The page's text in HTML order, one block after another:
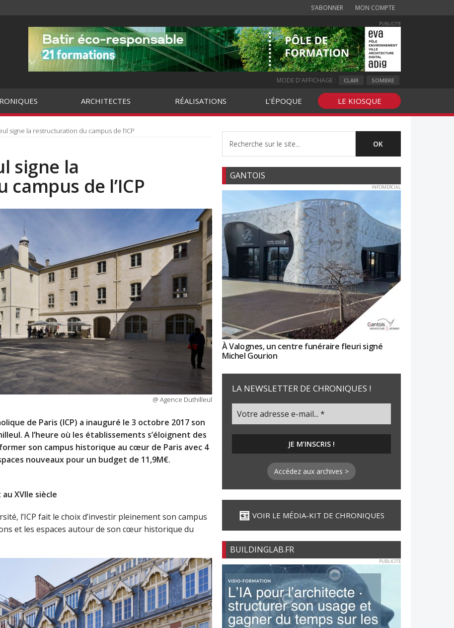
S’ABONNER MON COMPTE
PUBLICITE
MODE D'AFFICHAGE : CLAIR SOMBRE
ARCHITECTES RÉALISATIONS L’ÉPOQUE LE KIOSQUE
signe la restructuration du campus de l’ICP
signe la
de l’ICP
@ Agence Duthilleul
de Paris (ICP) a inauguré le 3 octobre 2017 son
A l’heure où les établissements s’éloignent des
son campus historique au cœur de Paris avec 4
nouveaux pour un budget de 11,9M€.
XVIIe siècle
l’ICP fait le choix d’investir pleinement son campus
et les espaces autour de son cœur historique du
GANTOIS
INFOMERCIAL
À Valognes, un centre funéraire fleuri signé
Michel Gourion
LA NEWSLETTER DE CHRONIQUES !
Accédez aux archives >
VOIR LE MÉDIA-KIT DE CHRONIQUES
BUILDINGLAB.FR
PUBLICITE